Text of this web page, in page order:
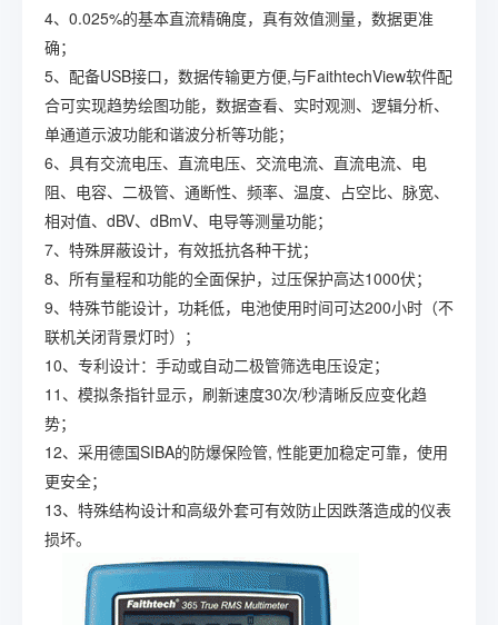
4、0.025%的基本直流精确度，真有效值测量，数据更准
确；
5、配备USB接口，数据传输更方便,与FaithtechView软件配
合可实现趋势绘图功能，数据查看、实时观测、逻辑分析、
单通道示波功能和谐波分析等功能；
6、具有交流电压、直流电压、交流电流、直流电流、电
阻、电容、二极管、通断性、频率、温度、占空比、脉宽、
相对值、dBV、dBmV、电导等测量功能；
7、特殊屏蔽设计，有效抵抗各种干扰；
8、所有量程和功能的全面保护，过压保护高达1000伏；
9、特殊节能设计，功耗低，电池使用时间可达200小时（不
联机关闭背景灯时）；
10、专利设计：手动或自动二极管筛选电压设定；
11、模拟条指针显示，刷新速度30次/秒清晰反应变化趋
势；
12、采用德国SIBA的防爆保险管, 性能更加稳定可靠，使用
更安全；
13、特殊结构设计和高级外套可有效防止因跌落造成的仪表
损坏。